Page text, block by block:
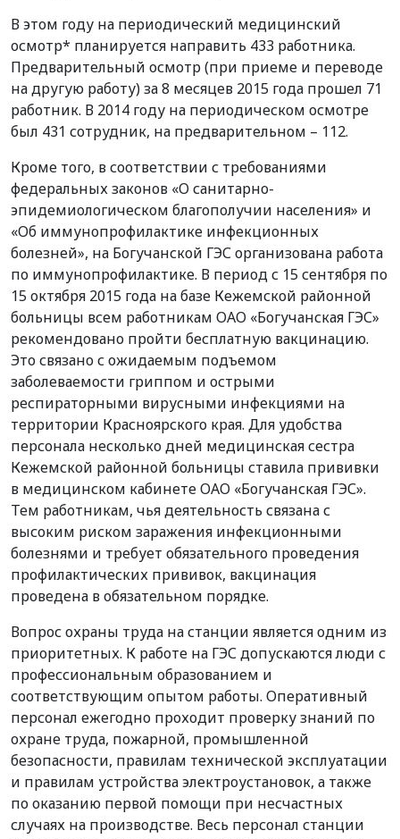
В этом году на периодический медицинский
осмотр* планируется направить 433 работника.
Предварительный осмотр (при приеме и переводе
на другую работу) за 8 месяцев 2015 года прошел 71
работник. В 2014 году на периодическом осмотре
был 431 сотрудник, на предварительном – 112.
Кроме того, в соответствии с требованиями
федеральных законов «О санитарно-
эпидемиологическом благополучии населения» и
«Об иммунопрофилактике инфекционных
болезней», на Богучанской ГЭС организована работа
по иммунопрофилактике. В период с 15 сентября по
15 октября 2015 года на базе Кежемской районной
больницы всем работникам ОАО «Богучанская ГЭС»
рекомендовано пройти бесплатную вакцинацию.
Это связано с ожидаемым подъемом
заболеваемости гриппом и острыми
респираторными вирусными инфекциями на
территории Красноярского края. Для удобства
персонала несколько дней медицинская сестра
Кежемской районной больницы ставила прививки
в медицинском кабинете ОАО «Богучанская ГЭС».
Тем работникам, чья деятельность связана с
высоким риском заражения инфекционными
болезнями и требует обязательного проведения
профилактических прививок, вакцинация
проведена в обязательном порядке.
Вопрос охраны труда на станции является одним из
приоритетных. К работе на ГЭС допускаются люди с
профессиональным образованием и
соответствующим опытом работы. Оперативный
персонал ежегодно проходит проверку знаний по
охране труда, пожарной, промышленной
безопасности, правилам технической эксплуатации
и правилам устройства электроустановок, а также
по оказанию первой помощи при несчастных
случаях на производстве. Весь персонал станции